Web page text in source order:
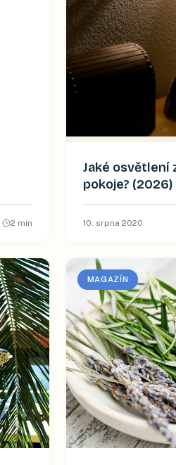
2 min
Jaké osvětlení
pokoje? (2026)
10. srpna 2020
MAGAZÍN